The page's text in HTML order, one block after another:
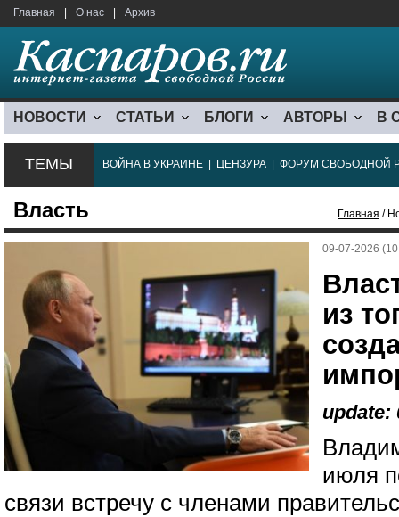
Главная О нас Архив
НОВОСТИ СТАТЬИ БЛОГИ АВТОРЫ В
ТЕМЫ ВОЙНА В УКРАИНЕ ЦЕНЗУРА ФОРУМ СВОБОДНОЙ
Власть Главная /
09-07-2026
из
update:
июля
связи встречу с членами